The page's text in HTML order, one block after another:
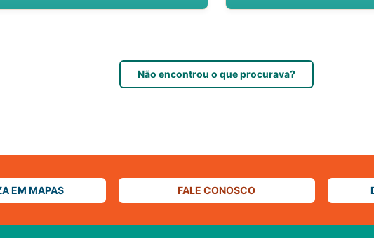
Não encontrou o que procurava?
EM MAPAS FALE CONOSCO